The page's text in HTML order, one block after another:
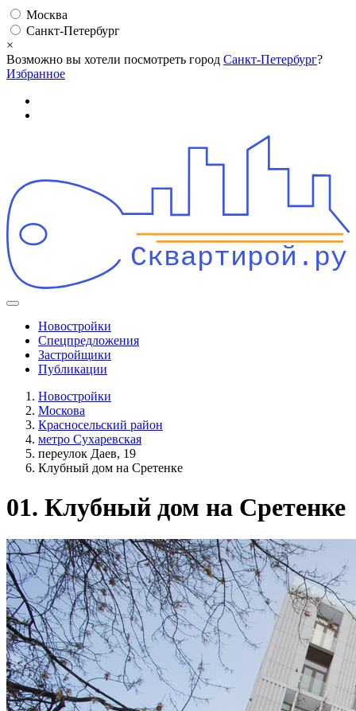
Москва
Санкт-Петербург
×
Возможно вы хотели посмотреть город Санкт-Петербург?
Избранное
Сквартирой.ру
Новостройки
Спецпредложения
Застройщики
Публикации
Новостройки
Москова
Красносельский район
метро Сухаревская
переулок Даев, 19
Клубный дом на Сретенке
01. Клубный дом на Сретенке